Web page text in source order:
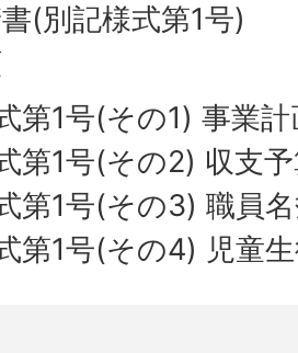
(別記様式第1号)
第1号(その1) 事業
第1号(その2) 収支
第1号(その3) 職員
第1号(その4) 児童